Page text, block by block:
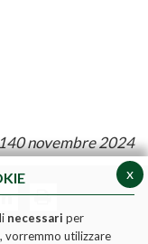
novembre 2024
x
necessari per
vorremmo utilizzare